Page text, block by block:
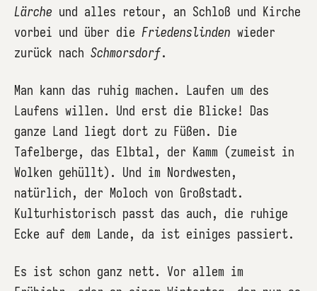
Lärche und alles retour, an Schloß und Kirche
vorbei und über die Friedenslinden wieder
zurück nach Schmorsdorf.
Man kann das ruhig machen. Laufen um des
Laufens willen. Und erst die Blicke! Das
ganze Land liegt dort zu Füßen. Die
Tafelberge, das Elbtal, der Kamm (zumeist in
Wolken gehüllt). Und im Nordwesten,
natürlich, der Moloch von Großstadt.
Kulturhistorisch passt das auch, die ruhige
Ecke auf dem Lande, da ist einiges passiert.
Es ist schon ganz nett. Vor allem im